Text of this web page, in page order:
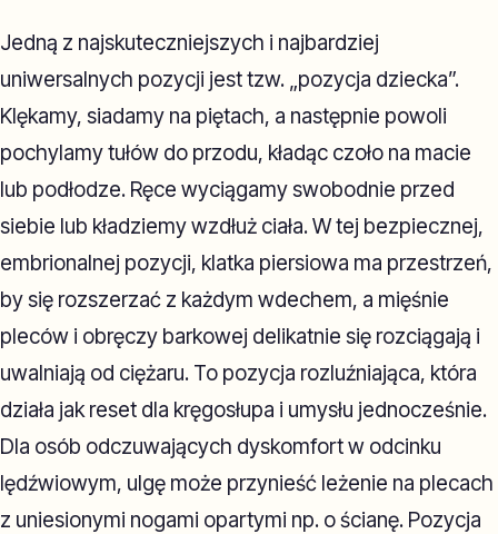
Jedną z najskuteczniejszych i najbardziej
uniwersalnych pozycji jest tzw. „pozycja dziecka”.
Klękamy, siadamy na piętach, a następnie powoli
pochylamy tułów do przodu, kładąc czoło na macie
lub podłodze. Ręce wyciągamy swobodnie przed
siebie lub kładziemy wzdłuż ciała. W tej bezpiecznej,
embrionalnej pozycji, klatka piersiowa ma przestrzeń,
by się rozszerzać z każdym wdechem, a mięśnie
pleców i obręczy barkowej delikatnie się rozciągają i
uwalniają od ciężaru. To pozycja rozluźniająca, która
działa jak reset dla kręgosłupa i umysłu jednocześnie.
Dla osób odczuwających dyskomfort w odcinku
lędźwiowym, ulgę może przynieść leżenie na plecach
z uniesionymi nogami opartymi np. o ścianę. Pozycja